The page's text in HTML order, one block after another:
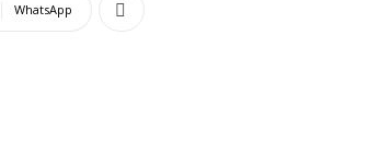
WhatsApp